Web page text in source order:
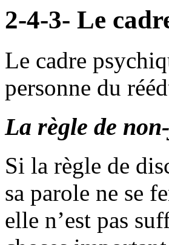
2-4-3- Le
Le cadre
personne du
La règle de
Si la règle de
sa parole ne se
elle n’est pas